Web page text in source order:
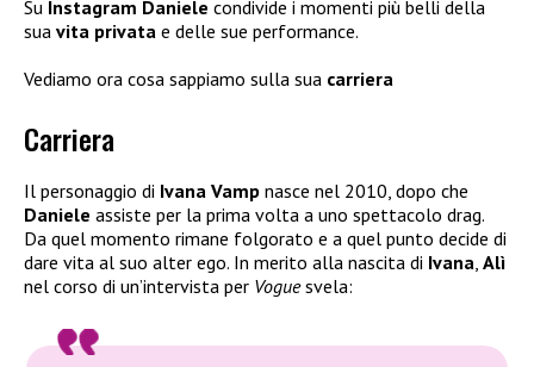
Su Instagram Daniele condivide i momenti più belli della
sua vita privata e delle sue performance.
Vediamo ora cosa sappiamo sulla sua carriera
Carriera
Il personaggio di Ivana Vamp nasce nel 2010, dopo che
Daniele assiste per la prima volta a uno spettacolo drag.
Da quel momento rimane folgorato e a quel punto decide di
dare vita al suo alter ego. In merito alla nascita di Ivana, Alì
nel corso di un’intervista per Voguesvela: